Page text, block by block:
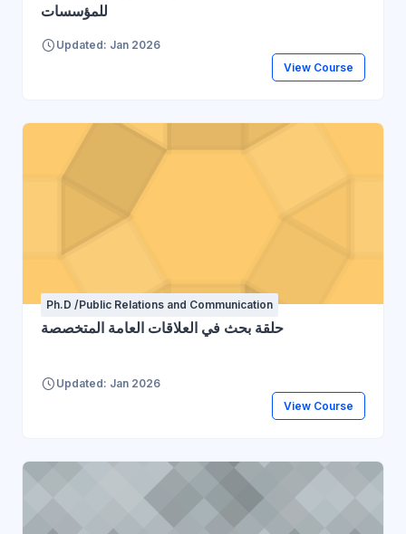
للمؤسسات
Updated: Jan 2026
View Course
Ph.D /Public Relations and Communication
حلقة بحث في العلاقات العامة المتخصصة
Updated: Jan 2026
View Course